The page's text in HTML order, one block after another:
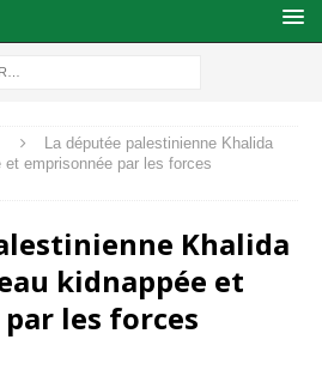
La députée palestinienne Khalida
emprisonnée par les forces
Khalida
kidnappée et
les forces